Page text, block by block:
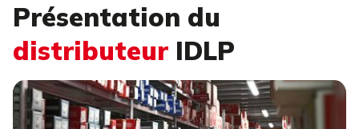
Présentation du
distributeur IDLP